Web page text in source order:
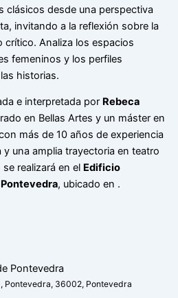
clásicos desde una perspectiva
invitando a la reflexión sobre la
crítico. Analiza los espacios
femeninos y los perfiles
historias.
e interpretada por Rebeca
en Bellas Artes y un máster en
más de 10 años de experiencia
una amplia trayectoria en teatro
realizará en el Edificio
, ubicado en .
Pontevedra
Pontevedra, 36002, Pontevedra